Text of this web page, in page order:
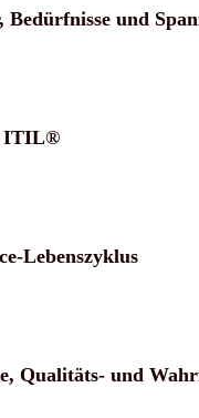
und
ITIL®
Lebenszyklus
Qualitäts- und